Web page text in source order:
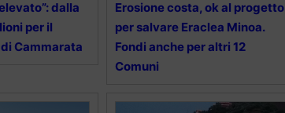
dalla
per il
Cammarata
Erosione costa, ok al progetto
per salvare Eraclea Minoa.
Fondi anche per altri 12
Comuni